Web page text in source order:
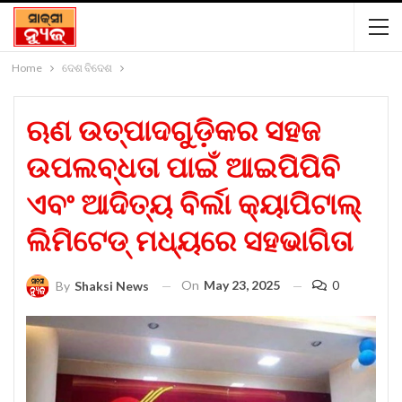
Home ଦେଶ ବିଦେଶ
ଋଣ ଉତ୍ପାଦଗୁଡ଼ିକର ସହଜ
ଉପଲବ୍ଧତା ପାଇଁ ଆଇପିପିବି
ଏବଂ ଆଦିତ୍ୟ ବିର୍ଲା କ୍ୟାପିଟାଲ୍
ଲିମିଟେଡ୍ ମଧ୍ୟରେ ସହଭାଗିତା
By Shaksi News On May 23, 2025 0